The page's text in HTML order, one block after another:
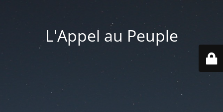
L'Appel au Peuple